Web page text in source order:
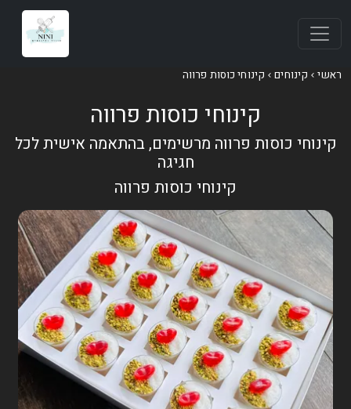
ראשי קינוחים קינוחי כוסות פרווה
קינוחי כוסות פרווה
קינוחי כוסות פרווה מרשימים, בהתאמה אישית לכל
חגיגה
קינוחי כוסות פרווה